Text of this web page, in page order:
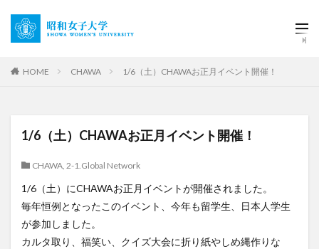
HOME CHAWA 1/6（土）CHAWAお正月イベント開催！
1/6（土）CHAWAお正月イベント開催！
CHAWA, 2-1.Global Network
1/6（土）にCHAWAお正月イベントが開催されました。
毎年恒例となったこのイベント、今年も留学生、日本人学生
が参加しました。
カルタ取り、福笑い、クイズ大会に折り紙やしめ縄作りな